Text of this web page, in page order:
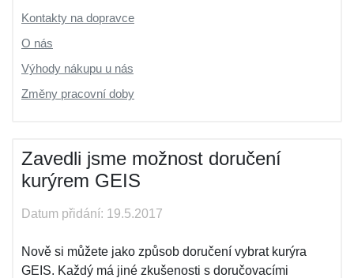
Kontakty na dopravce
O nás
Výhody nákupu u nás
Změny pracovní doby
Zavedli jsme možnost doručení
kurýrem GEIS
Datum přidání: 19.5.2017
Nově si můžete jako způsob doručení vybrat kurýra
GEIS. Každý má jiné zkušenosti s doručovacími